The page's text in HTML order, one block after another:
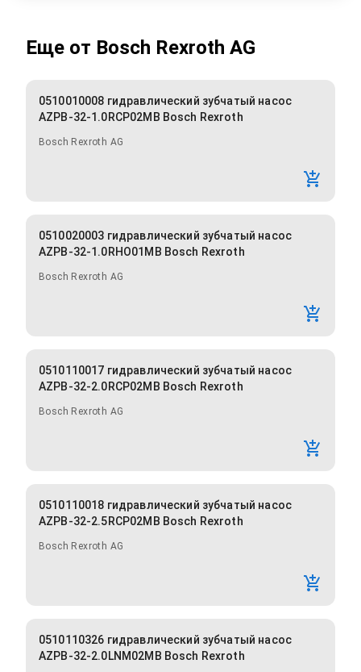
Еще от Bosch Rexroth AG
0510010008 гидравлический зубчатый насос
AZPB-32-1.0RCP02MB Bosch Rexroth
Bosch Rexroth AG
0510020003 гидравлический зубчатый насос
AZPB-32-1.0RHO01MB Bosch Rexroth
Bosch Rexroth AG
0510110017 гидравлический зубчатый насос
AZPB-32-2.0RCP02MB Bosch Rexroth
Bosch Rexroth AG
0510110018 гидравлический зубчатый насос
AZPB-32-2.5RCP02MB Bosch Rexroth
Bosch Rexroth AG
0510110326 гидравлический зубчатый насос
AZPB-32-2.0LNM02MB Bosch Rexroth